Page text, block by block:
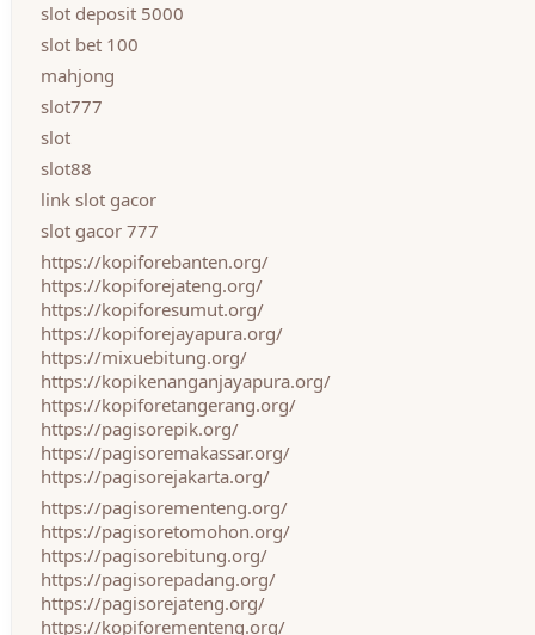
slot deposit 5000
slot bet 100
mahjong
slot777
slot
slot88
link slot gacor
slot gacor 777
https://kopiforebanten.org/
https://kopiforejateng.org/
https://kopiforesumut.org/
https://kopiforejayapura.org/
https://mixuebitung.org/
https://kopikenanganjayapura.org/
https://kopiforetangerang.org/
https://pagisorepik.org/
https://pagisoremakassar.org/
https://pagisorejakarta.org/
https://pagisorementeng.org/
https://pagisoretomohon.org/
https://pagisorebitung.org/
https://pagisorepadang.org/
https://pagisorejateng.org/
https://kopiforementeng.org/